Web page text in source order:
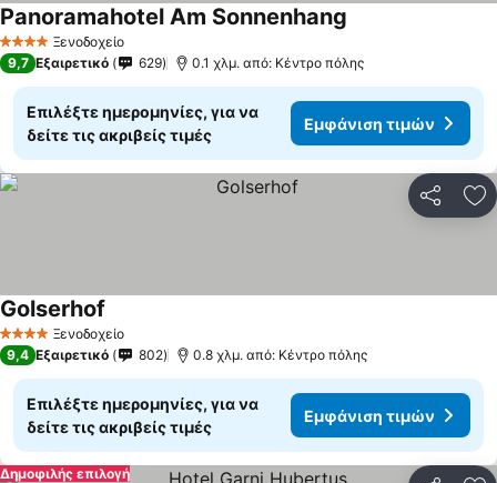
4 ΑστέριαΞενοδοχείο
Panoramahotel Am Sonnenhang
9,7 Εξαιρετικό 629 0.1 χλμ. από: Κέντρο πόλης
Επιλέξτε ημερομηνίες, για να
δείτε τις ακριβείς τιμές
Εμφάνιση τιμών
4 ΑστέριαΞενοδοχείο
Golserhof
9,4 Εξαιρετικό 802 0.8 χλμ. από: Κέντρο πόλης
Επιλέξτε ημερομηνίες, για να
δείτε τις ακριβείς τιμές
Εμφάνιση τιμών
Δημοφιλής επιλογή